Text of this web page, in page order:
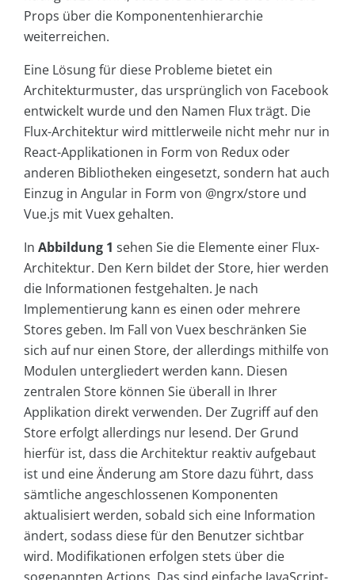
Props über die Komponentenhierarchie
weiterreichen.
Eine Lösung für diese Probleme bietet ein
Architekturmuster, das ursprünglich von Facebook
entwickelt wurde und den Namen Flux trägt. Die
Flux-Architektur wird mittlerweile nicht mehr nur in
React-Applikationen in Form von Redux oder
anderen Bibliotheken eingesetzt, sondern hat auch
Einzug in Angular in Form von @ngrx/store und
Vue.js mit Vuex gehalten.
In Abbildung 1 sehen Sie die Elemente einer Flux-
Architektur. Den Kern bildet der Store, hier werden
die Informationen festgehalten. Je nach
Implementierung kann es einen oder mehrere
Stores geben. Im Fall von Vuex beschränken Sie
sich auf nur einen Store, der allerdings mithilfe von
Modulen untergliedert werden kann. Diesen
zentralen Store können Sie überall in Ihrer
Applikation direkt verwenden. Der Zugriff auf den
Store erfolgt allerdings nur lesend. Der Grund
hierfür ist, dass die Architektur reaktiv aufgebaut
ist und eine Änderung am Store dazu führt, dass
sämtliche angeschlossenen Komponenten
aktualisiert werden, sobald sich eine Information
ändert, sodass diese für den Benutzer sichtbar
wird. Modifikationen erfolgen stets über die